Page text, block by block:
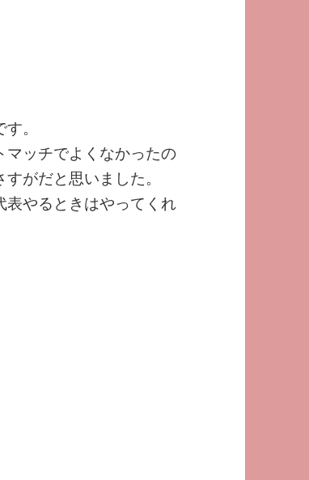
。
ッチでよくなかったの
がだと思いました。
やるときはやってくれ